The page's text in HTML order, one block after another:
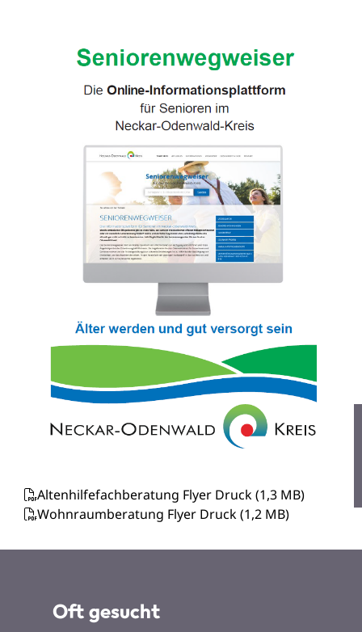
Altenhilfefachberatung Flyer Druck(1,3 MB)
Wohnraumberatung Flyer Druck(1,2 MB)
Oft gesucht